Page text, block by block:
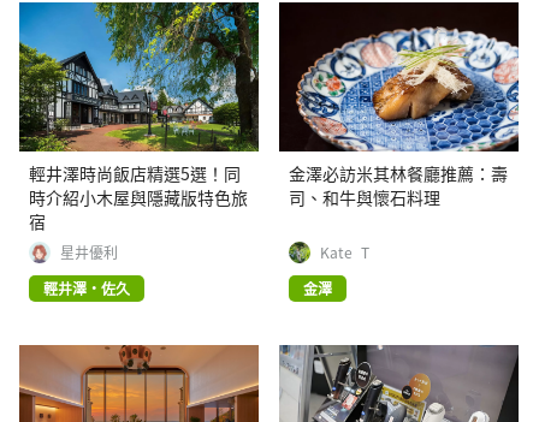
輕井澤時尚飯店精選5選！同
時介紹小木屋與隱藏版特色旅
宿
星井優利
輕井澤・佐久
金澤必訪米其林餐廳推薦：壽
司、和牛與懷石料理
Kate_T
金澤